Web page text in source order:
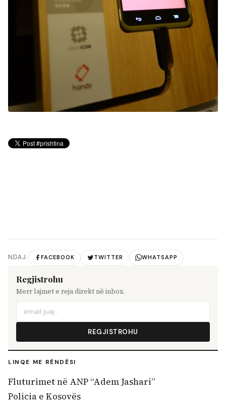
NDAJ: FACEBOOK TWITTER WHATSAPP
Regjistrohu
Merr lajmet e reja direkt në inbox.
REGJISTROHU
LINQE ME RËNDËSI
Fluturimet në ANP “Adem Jashari”
Policia e Kosovës